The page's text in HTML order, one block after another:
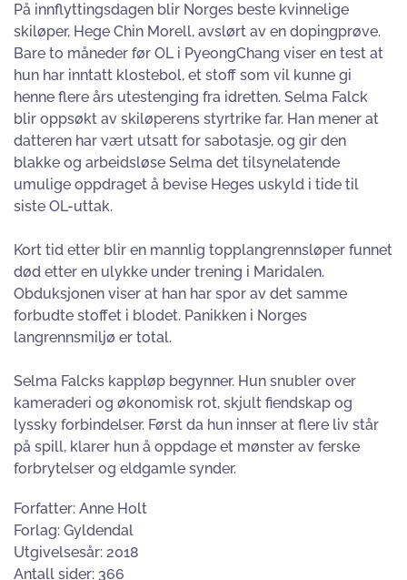
På innflyttingsdagen blir Norges beste kvinnelige
skiløper, Hege Chin Morell, avslørt av en dopingprøve.
Bare to måneder før OL i PyeongChang viser en test at
hun har inntatt klostebol, et stoff som vil kunne gi
henne flere års utestenging fra idretten. Selma Falck
blir oppsøkt av skiløperens styrtrike far. Han mener at
datteren har vært utsatt for sabotasje, og gir den
blakke og arbeidsløse Selma det tilsynelatende
umulige oppdraget å bevise Heges uskyld i tide til
siste OL-uttak.
Kort tid etter blir en mannlig topplangrennsløper funnet
død etter en ulykke under trening i Maridalen.
Obduksjonen viser at han har spor av det samme
forbudte stoffet i blodet. Panikken i Norges
langrennsmiljø er total.
Selma Falcks kappløp begynner. Hun snubler over
kameraderi og økonomisk rot, skjult fiendskap og
lyssky forbindelser. Først da hun innser at flere liv står
på spill, klarer hun å oppdage et mønster av ferske
forbrytelser og eldgamle synder.
Forfatter: Anne Holt
Forlag: Gyldendal
Utgivelsesår: 2018
Antall sider: 366